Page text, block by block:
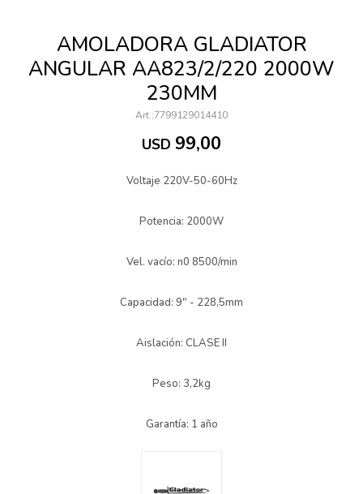
AMOLADORA GLADIATOR
ANGULAR AA823/2/220 2000W
230MM
7799129014410
USD 99,00
Voltaje 220V-50-60Hz
Potencia: 2000W
Vel. vacío: n0 8500/min
Capacidad: 9" - 228,5mm
Aislación: CLASE II
Peso: 3,2kg
Garantía: 1 año